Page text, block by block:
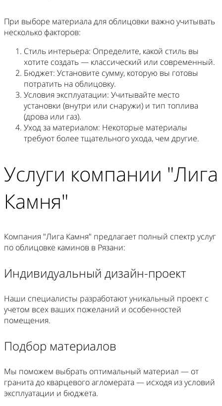
При выборе материала для облицовки важно учитывать
несколько факторов:
Стиль интерьера: Определите, какой стиль вы
хотите создать — классический или современный.
Бюджет: Установите сумму, которую вы готовы
потратить на облицовку.
Условия эксплуатации: Учитывайте место
установки (внутри или снаружи) и тип топлива
(дрова или газ).
Уход за материалом: Некоторые материалы
требуют более тщательного ухода, чем другие.
Услуги компании "Лига
Камня"
Компания "Лига Камня" предлагает полный спектр услуг
по облицовке каминов в Рязани:
Индивидуальный дизайн-проект
Наши специалисты разработают уникальный проект с
учетом всех ваших пожеланий и особенностей
помещения.
Подбор материалов
Мы поможем выбрать оптимальный материал — от
гранита до кварцевого агломерата — исходя из условий
эксплуатации и бюджета.